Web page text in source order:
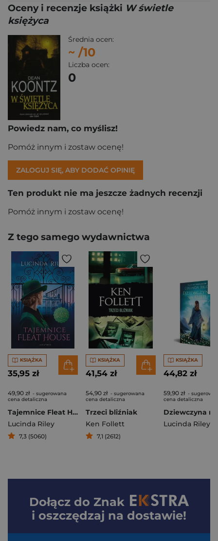
Oceny i recenzje książki W świetle
księżyca
Średnia ocen:
~ /10
Liczba ocen:
0
Powiedz nam, co myślisz!
Pomóż innym i zostaw ocenę!
ZALOGUJ SIĘ, ABY DODAĆ OPINIĘ
Ten produkt nie ma jeszcze żadnych recenzji
Pomóż innym i zostaw ocenę!
Z tego samego wydawnictwa
KSIĄŻKA
35,95 zł
49,90 zł - sugerowana
cena detaliczna
Tajemnice Fleat House
Lucinda Riley
7,3 (5060)
KSIĄŻKA
41,54 zł
54,90 zł - sugerowana
cena detaliczna
Trzeci bliźniak
Ken Follett
7,1 (2612)
KSIĄŻKA
44,82 zł
59,90 zł -
cena detaliczna
Lucinda Riley
Dołącz do Znak
i oszczędzaj na dostawie!